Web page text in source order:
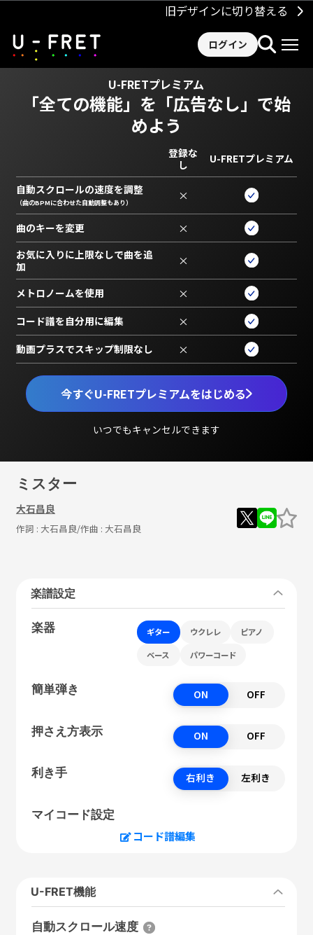
旧デザインに切り替える
ログイン
U-FRETプレミアム
「全ての機能」を 「広告なし」で始
めよう
今すぐU-FRETプレミアムをはじめる
いつでもキャンセルできます
登録な
し
U-FRETプレミアム
自動スクロールの速度を調整
（曲のBPMに合わせた自動調整もあり） ×
曲のキーを変更 ×
お気に入りに上限なしで曲を追
加
×
メトロノームを使用 ×
コード譜を自分用に編集 ×
動画プラスでスキップ制限なし ×
ミスター
大石昌良
作詞 : 大石昌良/作曲 : 大石昌良
楽譜設定
楽器 ギター ウクレレ ピアノ
ベース パワーコード
簡単弾き ON OFF
押さえ方表示 ON OFF
利き手 右利き 左利き
マイコード設定
コード譜編集
U-FRET機能
自動スクロール速度